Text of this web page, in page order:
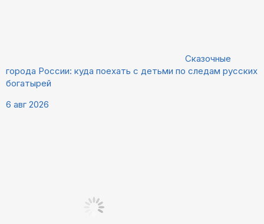
Сказочные
города России: куда поехать с детьми по следам русских
богатырей
6 авг 2026